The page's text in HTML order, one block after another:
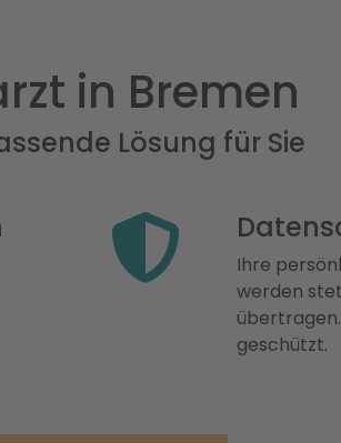
in Bremen
Lösung für Sie
Ihre
werden
geschützt.